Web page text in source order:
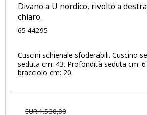
Divano a U nordico, rivolto a
chiaro.
65-44295
Cuscini schienale sfoderabili. Cuscino
seduta cm: 43. Profondità seduta cm:
bracciolo cm: 20.
EUR 1.530,00